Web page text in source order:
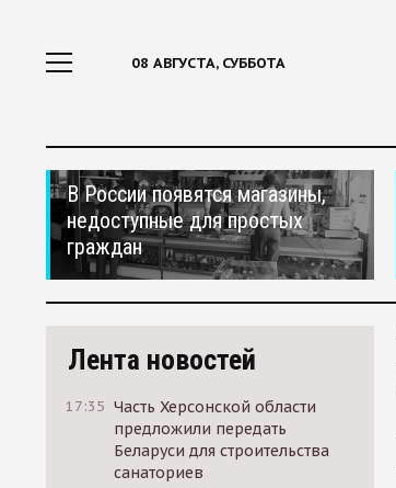
08 АВГУСТА, СУББОТА
В России появятся магазины,
недоступные для простых
граждан
Лента новостей
17:35 Часть Херсонской области
предложили передать
Беларуси для строительства
санаториев